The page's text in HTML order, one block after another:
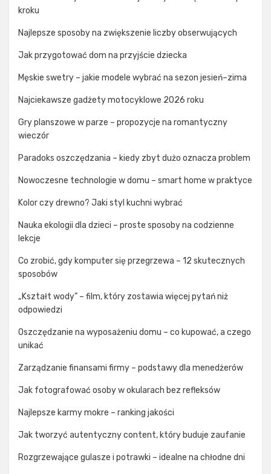
kroku
Najlepsze sposoby na zwiększenie liczby obserwujących
Jak przygotować dom na przyjście dziecka
Męskie swetry – jakie modele wybrać na sezon jesień–zima
Najciekawsze gadżety motocyklowe 2026 roku
Gry planszowe w parze – propozycje na romantyczny
wieczór
Paradoks oszczędzania – kiedy zbyt dużo oznacza problem
Nowoczesne technologie w domu – smart home w praktyce
Kolor czy drewno? Jaki styl kuchni wybrać
Nauka ekologii dla dzieci – proste sposoby na codzienne
lekcje
Co zrobić, gdy komputer się przegrzewa – 12 skutecznych
sposobów
„Kształt wody” – film, który zostawia więcej pytań niż
odpowiedzi
Oszczędzanie na wyposażeniu domu – co kupować, a czego
unikać
Zarządzanie finansami firmy – podstawy dla menedżerów
Jak fotografować osoby w okularach bez refleksów
Najlepsze karmy mokre – ranking jakości
Jak tworzyć autentyczny content, który buduje zaufanie
Rozgrzewające gulasze i potrawki – idealne na chłodne dni